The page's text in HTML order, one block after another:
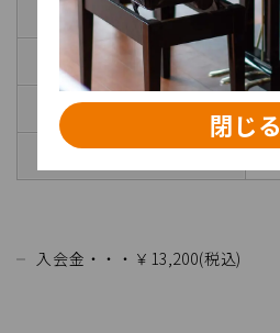
S
A
B
C
入会金・・・￥13,200(税込)
閉じる